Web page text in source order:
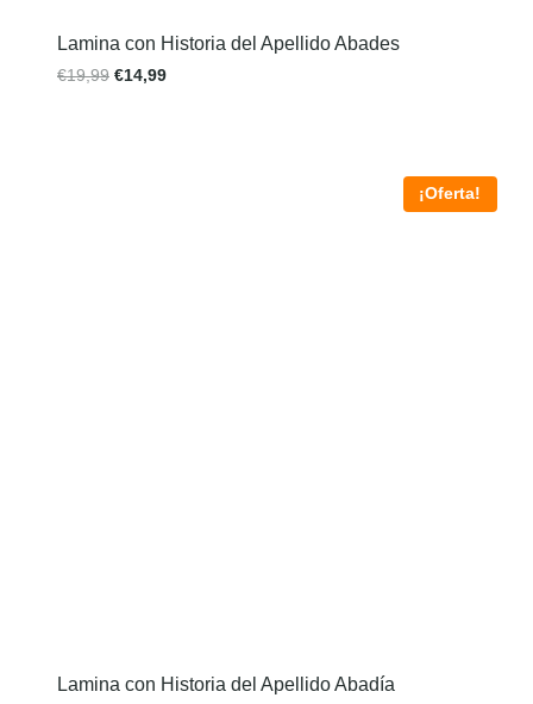
Lamina con Historia del Apellido Abades
€19,99 €14,99
¡Oferta!
Lamina con Historia del Apellido Abadía